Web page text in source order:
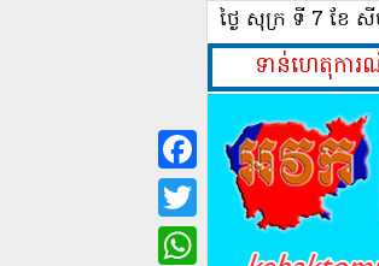
ថ្ងៃ សុក្រ ទី 7​ ខែ សី
ទាន់ហេតុកា
Facebook
Twitter